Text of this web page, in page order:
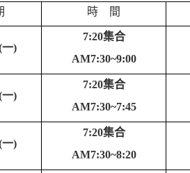
時 間
)
7:20集合
AM7:30~9:00
)
7:20集合
AM7:30~7:45
)
7:20集合
AM7:30~8:20